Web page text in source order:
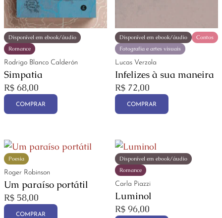
Disponível em ebook/áudio
Romance
Rodrigo Blanco Calderón
Simpatia
R$ 68,00
COMPRAR
Contos
Disponível em ebook/áudio
Fotografia e artes visuais
Lucas Verzola
Infelizes à sua maneira
R$ 72,00
COMPRAR
Poesia
Roger Robinson
Um paraíso portátil
R$ 58,00
COMPRAR
Disponível em ebook/áudio
Romance
Carla Piazzi
Luminol
R$ 96,00